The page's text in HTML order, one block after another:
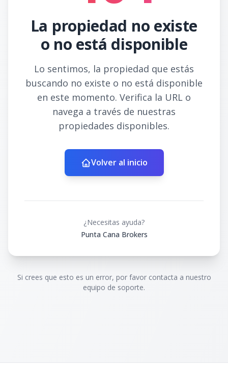
La propiedad no existe
o no está disponible
Lo sentimos, la propiedad que estás
buscando no existe o no está disponible
en este momento. Verifica la URL o
navega a través de nuestras
propiedades disponibles.
Volver al inicio
¿Necesitas ayuda?
Punta Cana Brokers
Si crees que esto es un error, por favor contacta a nuestro
equipo de soporte.